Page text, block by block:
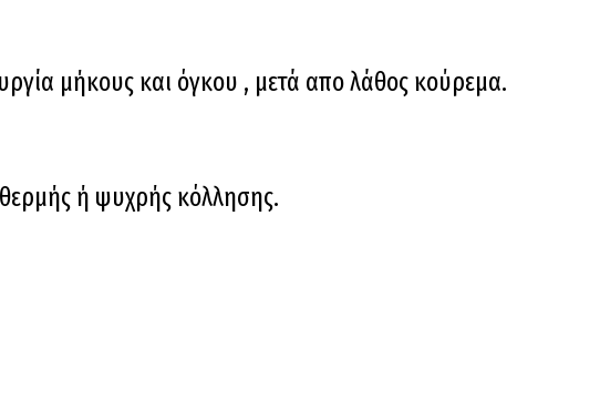
μήκους και όγκου , μετά απο λάθος κούρεμα.
ή ψυχρής κόλλησης.